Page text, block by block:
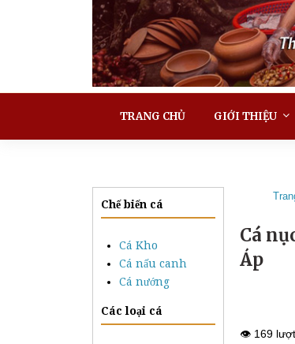
TRANG CHỦ GIỚI THIỆU
Chế biến cá
Cá Kho
Cá nấu canh
Cá nướng
Các loại cá
Cá
Áp
👁️ 169